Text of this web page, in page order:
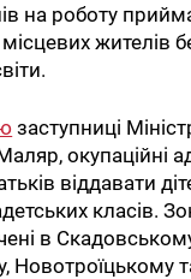
на роботу
жителів
заступниці
окупаційні
віддавати
класів.
в
Новотроїцькому